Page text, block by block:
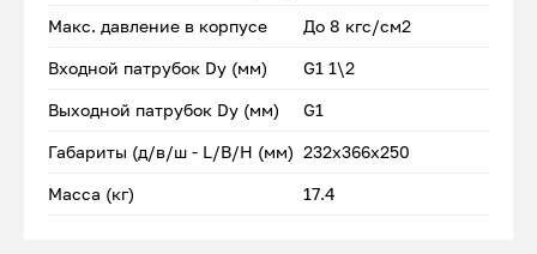
Макс. давление в корпусе До 8 кгс/см2
Входной патрубок Dу (мм) G1 1\2
Выходной патрубок Dу (мм) G1
Габариты (д/в/ш - L/B/H (мм) 232х366х250
Масса (кг) 17.4